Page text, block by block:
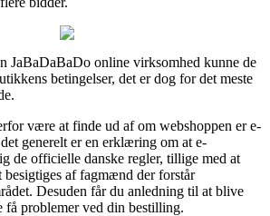
JaBaDaBaDo online virksomhed kunne de
betingelser, det er dog for det meste
være at finde ud af om webshoppen er e-
generelt er en erklæring om at e-
de officielle danske regler, tillige med at
af fagmænd der forstår
Desuden får du anledning til at blive
få problemer ved din bestilling.